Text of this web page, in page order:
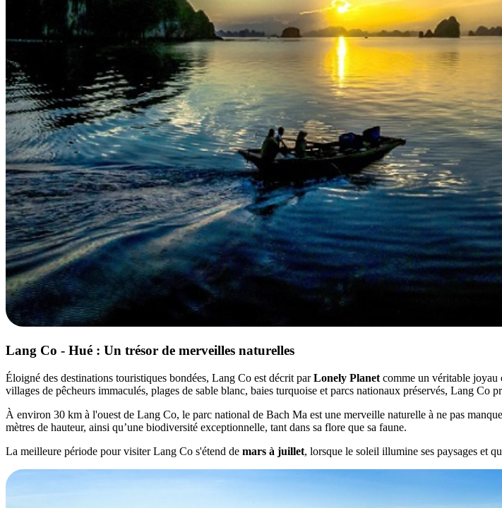
Lang Co - Hué : Un trésor de merveilles naturelles
Éloigné des destinations touristiques bondées, Lang Co est décrit parLonely Planet comme un véritable joyau
villages de pêcheurs immaculés, plages de sable blanc, baies turquoise et parcs nationaux préservés, Lang Co
À environ 30 km à l'ouest de Lang Co, le parc national de Bach Ma est une merveille naturelle à ne pas
mètres de hauteur, ainsi qu’une biodiversité exceptionnelle, tant dans sa flore que sa faune.
La meilleure période pour visiter Lang Co s'étend de mars à juillet, lorsque le soleil illumine ses paysages et